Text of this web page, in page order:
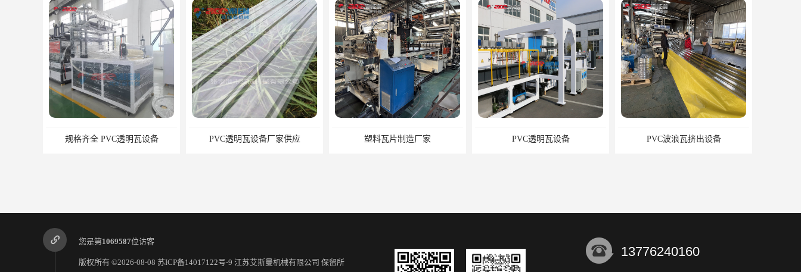
PVC透明瓦设备厂家供应 塑料瓦片制造厂家 PVC透明瓦设备 PVC波浪瓦挤出设备
您是第1069587位访客
版权所有 ©2026-08-08 苏ICP备14017122号-9 江苏艾斯曼机械有限公司 保留所
13776240160